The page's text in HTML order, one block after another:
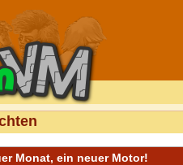
Monat, ein neuer Motor!